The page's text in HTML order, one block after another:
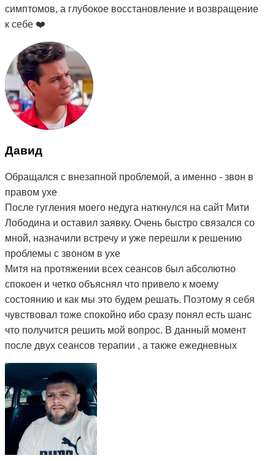
симптомов, а глубокое восстановление и возвращение
к себе ❤️
Давид
Обращался с внезапной проблемой, а именно - звон в
правом ухе
После гугления моего недуга наткнулся на сайт Мити
Лободина и оставил заявку. Очень быстро связался со
мной, назначили встречу и уже перешли к решению
проблемы с звоном в ухе
Митя на протяжении всех сеансов был абсолютно
спокоен и четко объяснял что привело к моему
состоянию и как мы это будем решать. Поэтому я себя
чувствовал тоже спокойно ибо сразу понял есть шанс
что получится решить мой вопрос. В данный момент
после двух сеансов терапии , а также ежедневных
упражнений, назначеных мне Митей, моё состояние
улучшилось, пропала боль в шее и плечах и самое
главное - звон стал гораздо тише, а иногда стихает
вовсе. Поэтому я могу рекомендовать остеопата Митю
ибо из всей цепочки людей к которым я обращался с
моей проблемой - это первый и единственный человек
который мне реально помогает) Огромное вам спасибо